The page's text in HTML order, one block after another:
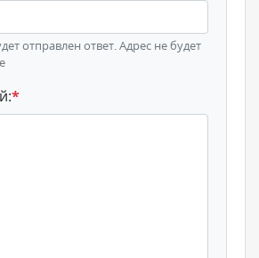
отправлен ответ. Адрес не будет
*